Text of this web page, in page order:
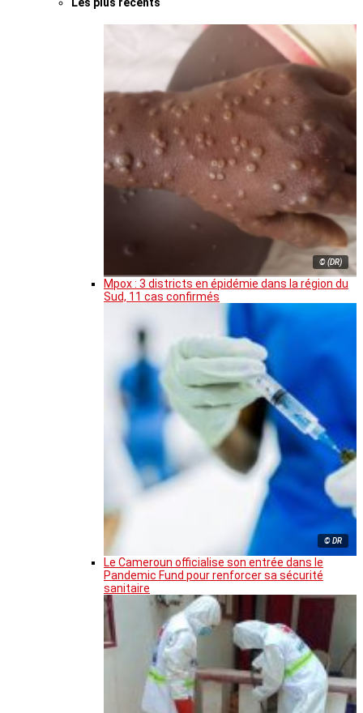
Les plus récents
© (DR)
Mpox : 3 districts en épidémie dans la région du
Sud, 11 cas confirmés
© DR
Le Cameroun officialise son entrée dans le
Pandemic Fund pour renforcer sa sécurité
sanitaire